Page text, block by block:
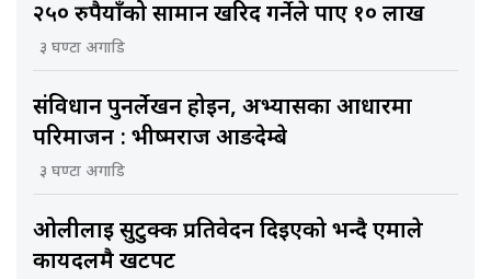
२५० रुपैयाँको सामान खरिद गर्नेले पाए १० लाख
३ घण्टा अगाडि
संविधान पुनर्लेखन होइन, अभ्यासका आधारमा
परिमार्जन : भीष्मराज आङदेम्बे
३ घण्टा अगाडि
ओलीलाई सुटुक्क प्रतिवेदन दिइएको भन्दै एमाले
कार्यदलमै खटपट